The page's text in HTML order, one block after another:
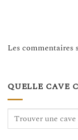
Les commentaires
QUELLE CAVE